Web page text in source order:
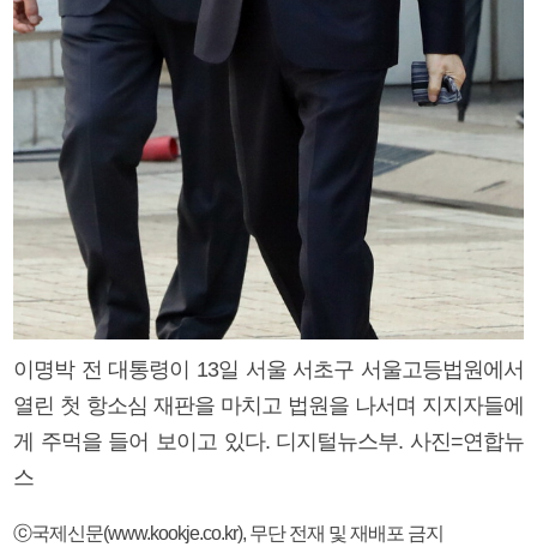
이명박 전 대통령이 13일 서울 서초구 서울고등법원에서
열린 첫 항소심 재판을 마치고 법원을 나서며 지지자들에
게 주먹을 들어 보이고 있다. 디지털뉴스부. 사진=연합뉴
스
ⓒ국제신문(www.kookje.co.kr), 무단 전재 및 재배포 금지